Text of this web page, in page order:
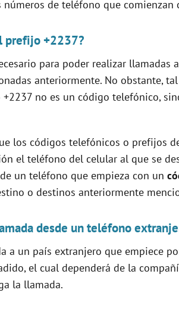
e
o
números de teléfono que
prefijo +2237?
para poder realizar llamadas
anteriormente. No obstante,
no es un código telefónico,
los códigos telefónicos o prefijos
el teléfono del celular al que se
un teléfono que empieza con un
o destinos anteriormente
desde un teléfono
a un país extranjero que empiece
el cual dependerá de la
la llamada.